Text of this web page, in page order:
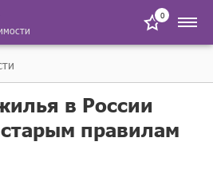
0
в России
правилам